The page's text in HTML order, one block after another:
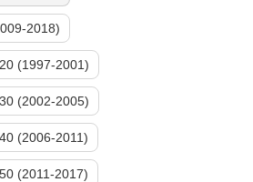
2018)
(1997-2001)
(2002-2005)
(2006-2011)
(2011-2017)